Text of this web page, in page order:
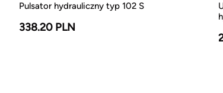
Pulsator hydrauliczny typ 102 S
338.20 PLN